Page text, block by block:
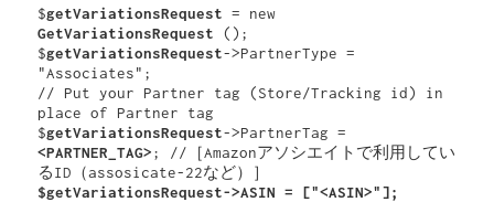
$getVariationsRequest
GetVariationsRequest ();
$getVariationsRequest->PartnerType =
"Associates";
// Put your Partner tag (Store/Tracking id) in
place of Partner tag
$getVariationsRequest
<PARTNER_TAG>; //［Amazonアソシエイトで利用してい